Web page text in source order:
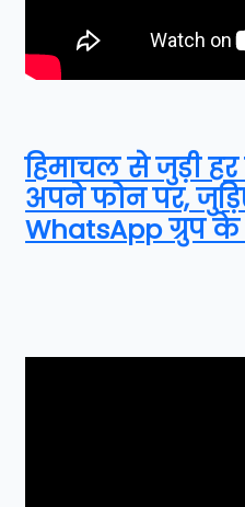
हिमाचल से जुड़ी
अपने फोन पर,
WhatsApp ग्रुप